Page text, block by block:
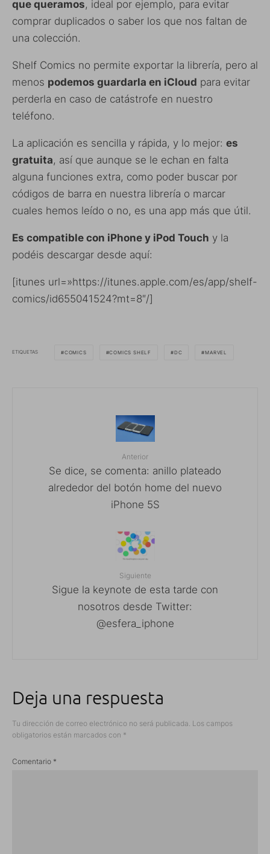
que queramos, ideal por ejemplo, para evitar
comprar duplicados o saber los que nos faltan de
una colección.
Shelf Comics no permite exportar la librería, pero al
menos podemos guardarla en iCloud para evitar
perderla en caso de catástrofe en nuestro
teléfono.
La aplicación es sencilla y rápida, y lo mejor: es
gratuita, así que aunque se le echan en falta
alguna funciones extra, como poder buscar por
códigos de barra en nuestra librería o marcar
cuales hemos leído o no, es una app más que útil.
Es compatible con iPhone y iPod Touch y la
podéis descargar desde aquí:
[itunes url=»https://itunes.apple.com/es/app/shelf-
comics/id655041524?mt=8″/]
ETIQUETAS COMICS COMICS SHELF DC MARVEL
Anterior
Se dice, se comenta: anillo plateado
alrededor del botón home del nuevo
iPhone 5S
Siguiente
Sigue la keynote de esta tarde con
nosotros desde Twitter:
@esfera_iphone
Deja una respuesta
Tu dirección de correo electrónico no será publicada. Los campos
obligatorios están marcados con *
Comentario *